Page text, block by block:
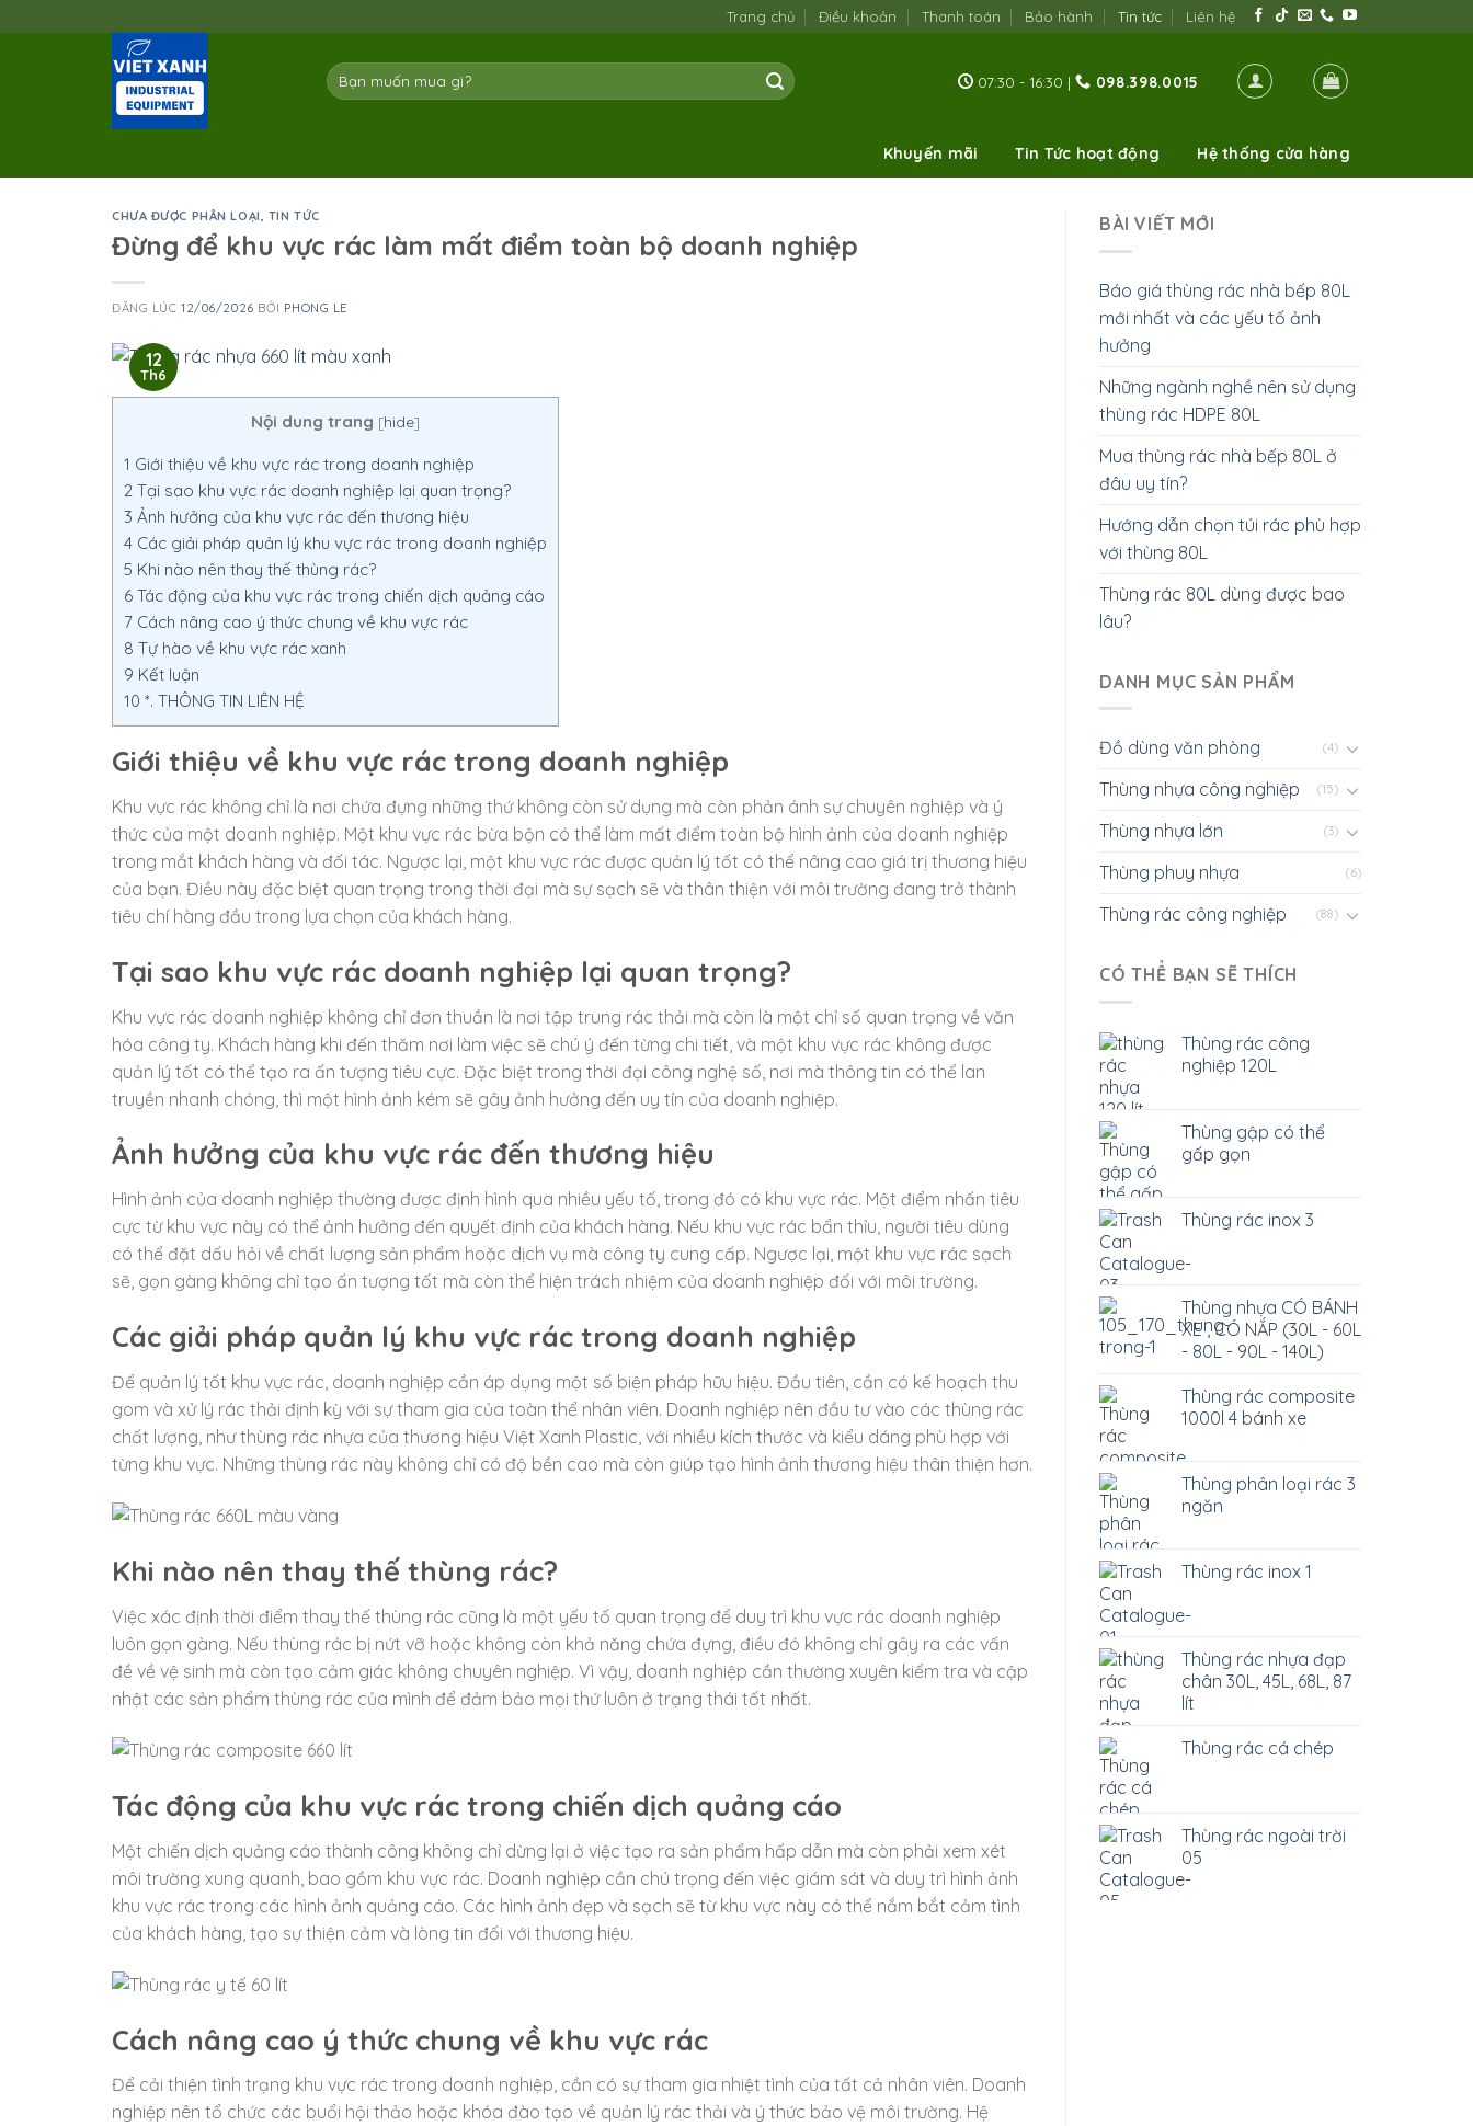
to
Trang chủ Điều khoản Thanh toán Bảo hành Tin tức Liên hệ
Tìm
kiếm:
07:30 - 16:30 | 098.398.0015
Khuyến mãi Tin Tức hoạt động Hệ thống cửa hàng
CHƯA ĐƯỢC PHÂN LOẠI, TIN TỨC
Đừng để khu vực rác làm mất điểm toàn bộ doanh nghiệp
ĐĂNG LÚC12/06/2026 BỞI PHONG LE
12
Th6
Nội dung trang [hide]
1 Giới thiệu về khu vực rác trong doanh nghiệp
2 Tại sao khu vực rác doanh nghiệp lại quan trọng?
3 Ảnh hưởng của khu vực rác đến thương hiệu
4 Các giải pháp quản lý khu vực rác trong doanh nghiệp
5 Khi nào nên thay thế thùng rác?
6 Tác động của khu vực rác trong chiến dịch quảng cáo
7 Cách nâng cao ý thức chung về khu vực rác
8 Tự hào về khu vực rác xanh
9 Kết luận
10 *. THÔNG TIN LIÊN HỆ
Giới thiệu về khu vực rác trong doanh nghiệp
Khu vực rác không chỉ là nơi chứa đựng những thứ không còn sử dụng mà còn phản ánh sự chuyên nghiệp và ý
thức của một doanh nghiệp. Một khu vực rác bừa bộn có thể làm mất điểm toàn bộ hình ảnh của doanh nghiệp
trong mắt khách hàng và đối tác. Ngược lại, một khu vực rác được quản lý tốt có thể nâng cao giá trị thương hiệu
của bạn. Điều này đặc biệt quan trọng trong thời đại mà sự sạch sẽ và thân thiện với môi trường đang trở thành
tiêu chí hàng đầu trong lựa chọn của khách hàng.
Tại sao khu vực rác doanh nghiệp lại quan trọng?
Khu vực rác doanh nghiệp không chỉ đơn thuần là nơi tập trung rác thải mà còn là một chỉ số quan trọng về văn
hóa công ty. Khách hàng khi đến thăm nơi làm việc sẽ chú ý đến từng chi tiết, và một khu vực rác không được
quản lý tốt có thể tạo ra ấn tượng tiêu cực. Đặc biệt trong thời đại công nghệ số, nơi mà thông tin có thể lan
truyền nhanh chóng, thì một hình ảnh kém sẽ gây ảnh hưởng đến uy tín của doanh nghiệp.
Ảnh hưởng của khu vực rác đến thương hiệu
Hình ảnh của doanh nghiệp thường được định hình qua nhiều yếu tố, trong đó có khu vực rác. Một điểm nhấn tiêu
cực từ khu vực này có thể ảnh hưởng đến quyết định của khách hàng. Nếu khu vực rác bẩn thỉu, người tiêu dùng
có thể đặt dấu hỏi về chất lượng sản phẩm hoặc dịch vụ mà công ty cung cấp. Ngược lại, một khu vực rác sạch
sẽ, gọn gàng không chỉ tạo ấn tượng tốt mà còn thể hiện trách nhiệm của doanh nghiệp đối với môi trường.
Các giải pháp quản lý khu vực rác trong doanh nghiệp
Để quản lý tốt khu vực rác, doanh nghiệp cần áp dụng một số biện pháp hữu hiệu. Đầu tiên, cần có kế hoạch thu
gom và xử lý rác thải định kỳ với sự tham gia của toàn thể nhân viên. Doanh nghiệp nên đầu tư vào các thùng rác
chất lượng, như thùng rác nhựa của thương hiệu Việt Xanh Plastic, với nhiều kích thước và kiểu dáng phù hợp với
từng khu vực. Những thùng rác này không chỉ có độ bền cao mà còn giúp tạo hình ảnh thương hiệu thân thiện hơn.
Khi nào nên thay thế thùng rác?
Việc xác định thời điểm thay thế thùng rác cũng là một yếu tố quan trọng để duy trì khu vực rác doanh nghiệp
luôn gọn gàng. Nếu thùng rác bị nứt vỡ hoặc không còn khả năng chứa đựng, điều đó không chỉ gây ra các vấn
đề về vệ sinh mà còn tạo cảm giác không chuyên nghiệp. Vì vậy, doanh nghiệp cần thường xuyên kiểm tra và cập
nhật các sản phẩm thùng rác của mình để đảm bảo mọi thứ luôn ở trạng thái tốt nhất.
Tác động của khu vực rác trong chiến dịch quảng cáo
Một chiến dịch quảng cáo thành công không chỉ dừng lại ở việc tạo ra sản phẩm hấp dẫn mà còn phải xem xét
môi trường xung quanh, bao gồm khu vực rác. Doanh nghiệp cần chú trọng đến việc giám sát và duy trì hình ảnh
khu vực rác trong các hình ảnh quảng cáo. Các hình ảnh đẹp và sạch sẽ từ khu vực này có thể nắm bắt cảm tình
của khách hàng, tạo sự thiện cảm và lòng tin đối với thương hiệu.
Cách nâng cao ý thức chung về khu vực rác
Để cải thiện tình trạng khu vực rác trong doanh nghiệp, cần có sự tham gia nhiệt tình của tất cả nhân viên. Doanh
nghiệp nên tổ chức các buổi hội thảo hoặc khóa đào tạo về quản lý rác thải và ý thức bảo vệ môi trường. Hệ
BÀI VIẾT MỚI
Báo giá thùng rác nhà bếp 80L
mới nhất và các yếu tố ảnh
hưởng
Những ngành nghề nên sử dụng
thùng rác HDPE 80L
Mua thùng rác nhà bếp 80L ở
đâu uy tín?
Hướng dẫn chọn túi rác phù hợp
với thùng 80L
Thùng rác 80L dùng được bao
lâu?
DANH MỤC SẢN PHẨM
Đồ dùng văn phòng (4)
Thùng nhựa công nghiệp (15)
Thùng nhựa lớn (3)
Thùng phuy nhựa (6)
Thùng rác công nghiệp (88)
CÓ THỂ BẠN SẼ THÍCH
Thùng rác công
nghiệp 120L
Thùng gập có thể
gấp gọn
Thùng rác inox 3
Thùng nhựa CÓ BÁNH
XE , CÓ NẮP (30L - 60L
- 80L - 90L - 140L)
Thùng rác composite
1000l 4 bánh xe
Thùng phân loại rác 3
ngăn
Thùng rác inox 1
Thùng rác nhựa đạp
chân 30L, 45L, 68L, 87
lít
Thùng rác cá chép
Thùng rác ngoài trời
05